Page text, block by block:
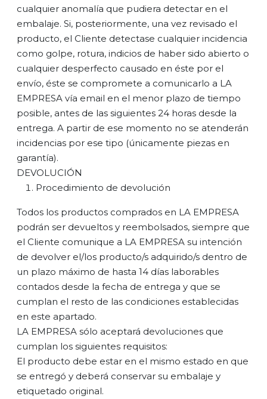
cualquier anomalía que pudiera detectar en el
embalaje. Si, posteriormente, una vez revisado el
producto, el Cliente detectase cualquier incidencia
como golpe, rotura, indicios de haber sido abierto o
cualquier desperfecto causado en éste por el
envío, éste se compromete a comunicarlo a LA
EMPRESA vía email en el menor plazo de tiempo
posible, antes de las siguientes 24 horas desde la
entrega. A partir de ese momento no se atenderán
incidencias por ese tipo (únicamente piezas en
garantía).
DEVOLUCIÓN
Procedimiento de devolución
Todos los productos comprados en LA EMPRESA
podrán ser devueltos y reembolsados, siempre que
el Cliente comunique a LA EMPRESA su intención
de devolver el/los producto/s adquirido/s dentro de
un plazo máximo de hasta 14 días laborables
contados desde la fecha de entrega y que se
cumplan el resto de las condiciones establecidas
en este apartado.
LA EMPRESA sólo aceptará devoluciones que
cumplan los siguientes requisitos:
El producto debe estar en el mismo estado en que
se entregó y deberá conservar su embalaje y
etiquetado original.